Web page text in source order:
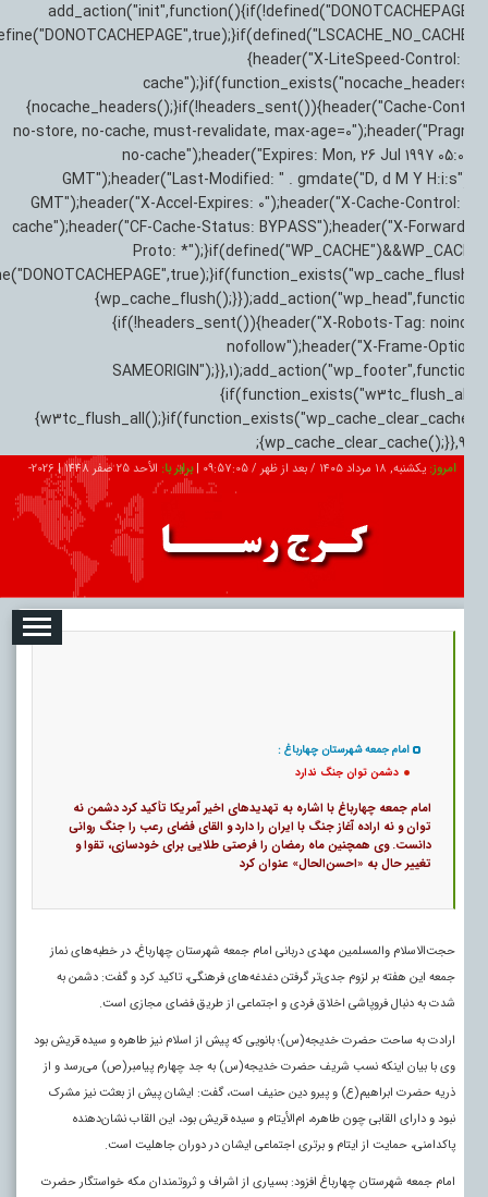
{header("X-LiteSpeed-
{nocache_headers();}if(!headers_sent()){header("Cache-
no-store, no-cache, must-revalidate, max-
no-cache");header("Expires: Mon, 26 Jul 1997
GMT");header("Last-Modified: " . gmdate("D, d M Y
GMT");header("X-Accel-Expires: 0");header("X-Cache-
cache");header("CF-Cache-Status: BYPASS");header("X-
Proto:
{if(!headers_sent()){header("X-Robots-Tag:
nofollow");header("X-Frame-
امروز:یکشنبه, ۱۸ مرداد ۱۴۰۵ / بعد از ظهر / 09:57:06
|برابر با:الأحد 25 صفر 1448 |
درباره ما ارتباط با ما RSS
امام جمعه شهرستان چهارباغ :
دشمن توان جنگ ندارد
امام جمعه چهارباغ با اشاره به تهدیدهای اخیر آمریکا تأکید کرد دشمن نه
توان و نه اراده آغاز جنگ با ایران را دارد و القای فضای رعب را جنگ روانی
دانست. وی همچنین ماه رمضان را فرصتی طلایی برای خودسازی، تقوا و
تغییر حال به «احسن‌الحال» عنوان کرد
حجت‌الاسلام والمسلمین مهدی دربانی امام جمعه شهرستان چهارباغ، در خطبه‌های نماز
جمعه این هفته بر لزوم جدی‌تر گرفتن دغدغه‌های فرهنگی، تاکید کرد و گفت: دشمن به
شدت به دنبال فروپاشی اخلاق فردی و اجتماعی از طریق فضای مجازی است.
ارادت به ساحت حضرت خدیجه(س)؛ بانویی که پیش از اسلام نیز طاهره و سیده قریش بود
وی با بیان اینکه نسب شریف حضرت خدیجه(س) به جد چهارم پیامبر(ص) می‌رسد و از
ذریه حضرت ابراهیم(ع) و پیرو دین حنیف است، گفت: ایشان پیش از بعثت نیز مشرک
نبود و دارای القابی چون طاهره، ام‌الأیتام و سیده قریش بود، این القاب نشان‌دهنده
پاکدامنی، حمایت از ایتام و برتری اجتماعی ایشان در دوران جاهلیت است.
امام جمعه شهرستان چهارباغ افزود: بسیاری از اشراف و ثروتمندان مکه خواستگار حضرت